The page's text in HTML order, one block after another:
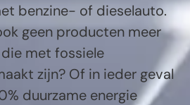
benzine- of dieselauto.
geen producten meer
met fossiele
zijn? Of in ieder geval
duurzame energie